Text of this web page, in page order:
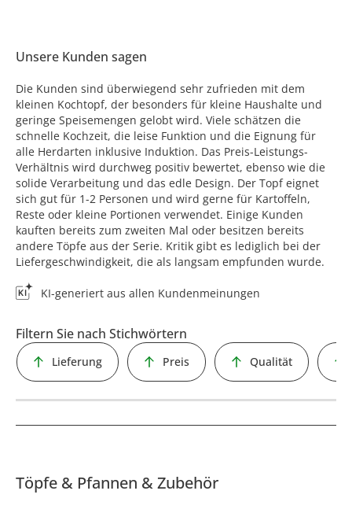
Unsere Kunden sagen
Die Kunden sind überwiegend sehr zufrieden mit dem
kleinen Kochtopf, der besonders für kleine Haushalte und
geringe Speisemengen gelobt wird. Viele schätzen die
schnelle Kochzeit, die leise Funktion und die Eignung für
alle Herdarten inklusive Induktion. Das Preis-Leistungs-
Verhältnis wird durchweg positiv bewertet, ebenso wie die
solide Verarbeitung und das edle Design. Der Topf eignet
sich gut für 1-2 Personen und wird gerne für Kartoffeln,
Reste oder kleine Portionen verwendet. Einige Kunden
kauften bereits zum zweiten Mal oder besitzen bereits
andere Töpfe aus der Serie. Kritik gibt es lediglich bei der
Liefergeschwindigkeit, die als langsam empfunden wurde.
KI-generiert aus allen Kundenmeinungen
Filtern Sie nach Stichwörtern
Lieferung Preis Qualität
Töpfe & Pfannen & Zubehör